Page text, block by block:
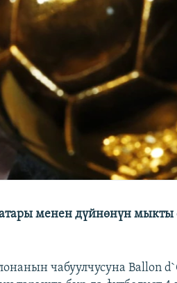
менен дүйнөнүн мыкты
чабуулчусуна Ballon